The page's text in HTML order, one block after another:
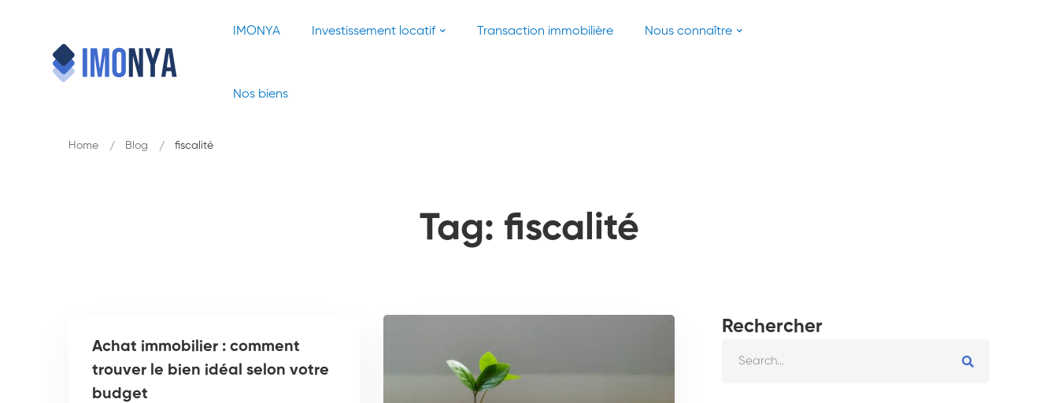
IMONYA Investissement locatif Transaction immobilière Nous connaître
Nos biens
Tag: fiscalité
Home Blog fiscalité
Achat immobilier : comment
trouver le bien idéal selon votre
budget
Rechercher